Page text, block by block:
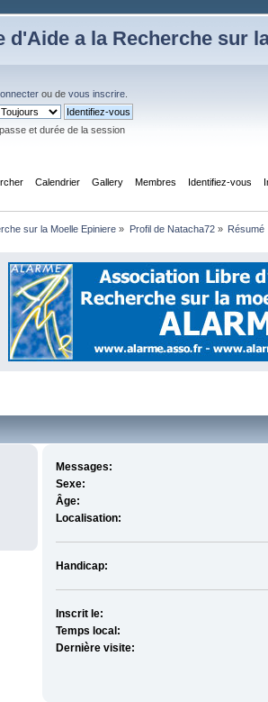
a la Recherche sur
ou de vous inscrire
et durée de la session
Calendrier Gallery Membres Identifiez-vous
sur la Moelle Epiniere » Profil de Natacha72» Résumé
Messages:
Sexe:
Âge:
Localisation:
Handicap:
Inscrit le:
Temps local:
Dernière visite: